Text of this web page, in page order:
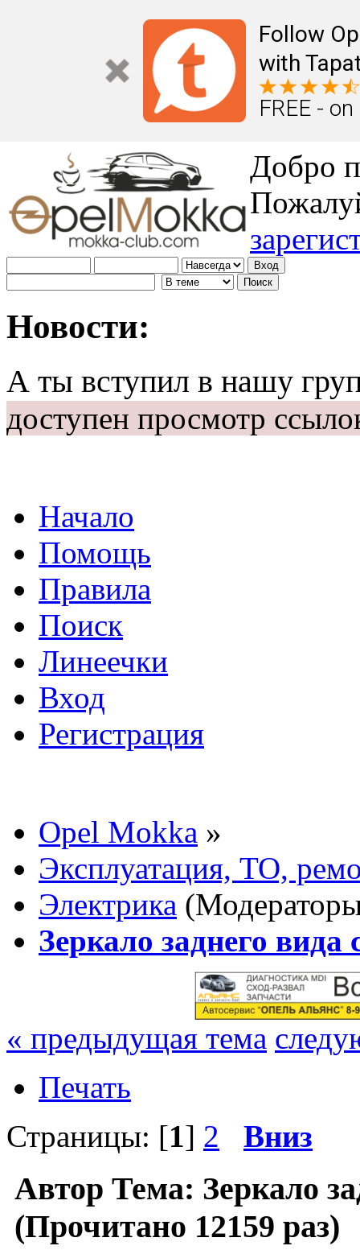
Follow
with
FREE -
Добро
Новости:
А ты вступил в нашу
доступен просмотр
Начало
Помощь
Правила
Поиск
Линеечки
Вход
Регистрация
Opel Mokka »
Эксплуатация, ТО,
Электрика
Зеркало заднего вида
« предыдущая тема
Печать
Страницы: [1] 2 Вниз
Автор Тема: Зеркало
(Прочитано 12159 раз)